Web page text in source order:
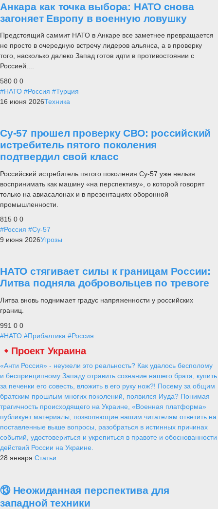
Анкара как точка выбора: НАТО снова
загоняет Европу в военную ловушку
Предстоящий саммит НАТО в Анкаре все заметнее превращается
не просто в очередную встречу лидеров альянса, а в проверку
того, насколько далеко Запад готов идти в противостоянии с
Россией....
580 0 0
#НАТО #Россия #Турция
16 июня 2026Техника
Су-57 прошел проверку СВО: российский
истребитель пятого поколения
подтвердил свой класс
Российский истребитель пятого поколения Су-57 уже нельзя
воспринимать как машину «на перспективу», о которой говорят
только на авиасалонах и в презентациях оборонной
промышленности.
815 0 0
#Россия #Су-57
9 июня 2026Угрозы
НАТО стягивает силы к границам России:
Литва подняла добровольцев по тревоге
Литва вновь поднимает градус напряженности у российских
границ.
991 0 0
#НАТО #Прибалтика #Россия
Проект Украина
«Анти Россия» - неужели это реальность? Как удалось бесполому
и беспринципному Западу отравить сознание нашего брата, купить
за печенки его совесть, вложить в его руку нож?! Посему за общим
братским прошлым многих поколений, появился Иуда? Понимая
трагичность происходящего на Украине, «Военная платформа»
публикует материалы, позволяющие нашим читателям ответить на
поставленные выше вопросы, разобраться в истинных причинах
событий, удостовериться и укрепиться в правоте и обоснованности
действий России на Украине.
28 января Статьи
⑬ Неожиданная перспектива для
западной техники